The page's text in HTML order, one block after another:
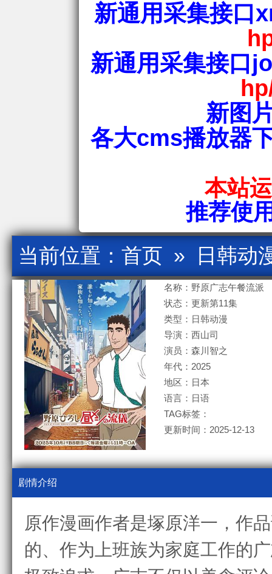
新通用采集接口
新通用采集接口
新图
各大cms播放器
本站
推荐使
当前位置： 首页 » 日韩动
名称：野原广志午餐流派
状态：更新第11集
类型：日韩动漫
导演：西山司
演员：森川智之
年代：2025
地区：日本
语言：日语
TAG标签：
更新时间：2025-12-13
剧情介绍
原作漫画作者是塚原洋一，作
的、作为上班族为家庭工作的